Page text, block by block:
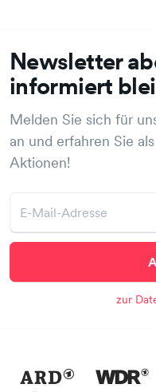
Newsletter
informiert
Melden Sie sich für
an und erfahren Sie
Aktionen!
zur